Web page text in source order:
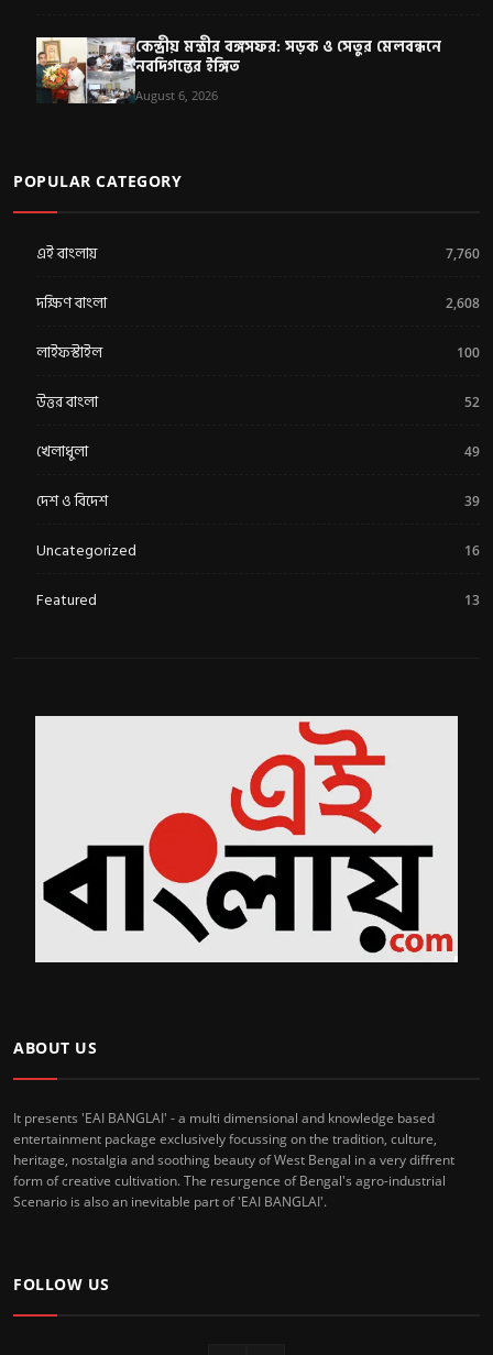
কেন্দ্রীয় মন্ত্রীর বঙ্গসফর: সড়ক ও সেতুর মেলবন্ধনে
নবদিগন্তের ইঙ্গিত
August 6, 2026
POPULAR CATEGORY
এই বাংলায় 7,760
দক্ষিণ বাংলা 2,608
লাইফস্টাইল 100
উত্তর বাংলা 52
খেলাধুলা 49
দেশ ও বিদেশ 39
Uncategorized 16
Featured 13
ABOUT US
It presents 'EAI BANGLAI' - a multi dimensional and knowledge based
entertainment package exclusively focussing on the tradition, culture,
heritage, nostalgia and soothing beauty of West Bengal in a very diffrent
form of creative cultivation. The resurgence of Bengal's agro-industrial
Scenario is also an inevitable part of 'EAI BANGLAI'.
FOLLOW US